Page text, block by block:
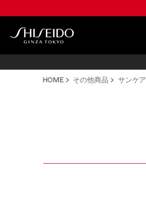
to
content
Shiseido
HOME その他商品 サンケア